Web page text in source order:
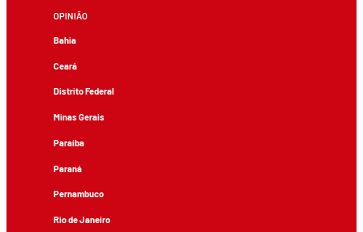
OPINIÃO
Bahia
Ceará
Distrito Federal
Minas Gerais
Paraíba
Paraná
Pernambuco
Rio de Janeiro